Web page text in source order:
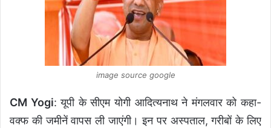
image source google
CM Yogi: यूपी के सीएम योगी आदित्यनाथ ने मंगलवार को कहा-
वक्फ की जमीनें वापस ली जाएंगी। इन पर अस्पताल, गरीबों के लिए